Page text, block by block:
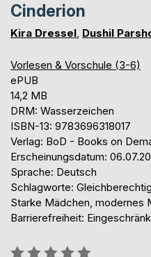
Cinderion
Kira Dressel, Dushil
Vorlesen & Vorschule (3-6)
ePUB
14,2 MB
DRM: Wasserzeichen
ISBN-13: 9783696318017
Verlag: BoD - Books on
Erscheinungsdatum:
Sprache: Deutsch
Schlagworte:
Starke Mädchen, modernes
Barrierefreiheit:
Bewertung::